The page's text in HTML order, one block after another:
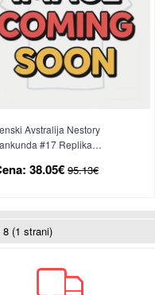
Avstralija Nestory
#17 Replika
Kratek Rokav
38.05€ 95.13€
(1 strani)